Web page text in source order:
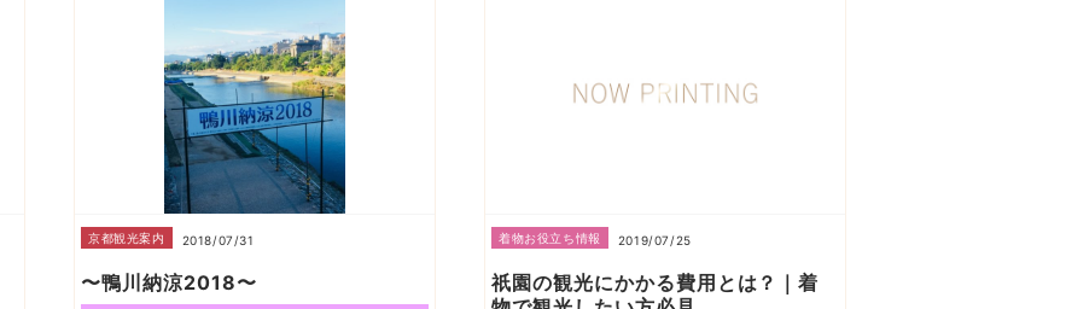
京都観光案内 2018/07/31
〜鴨川納涼2018〜
着物お役立ち情報 2019/07/25
祇園の観光にかかる費用とは？｜着